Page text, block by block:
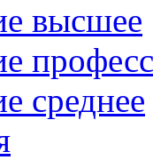
высшее
среднее